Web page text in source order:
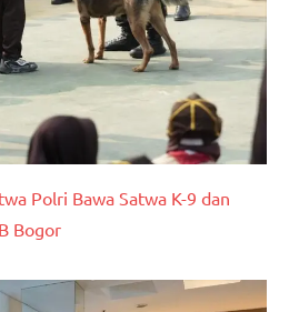
Polri Bawa Satwa K-9 dan
Bogor